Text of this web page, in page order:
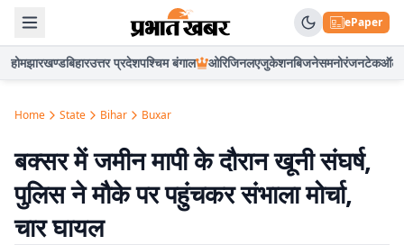
ePaper
होमझारखण्डबिहारउत्तर प्रदेशपश्चिम बंगाल ओरिजिनलएजुकेशनबिजनेसमनोरंजनटेकऑटो
Home State Bihar Buxar
बक्सर में जमीन मापी के दौरान खूनी संघर्ष,
पुलिस ने मौके पर पहुंचकर संभाला मोर्चा,
चार घायल